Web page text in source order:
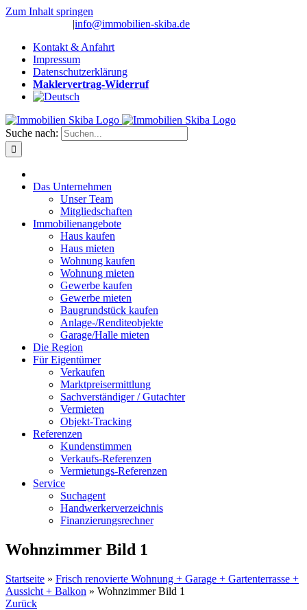
Zum Inhalt springen
|info@immobilien-skiba.de
Kontakt & Anfahrt
Impressum
Datenschutzerklärung
Maklervertrag-Widerruf
Suche nach:
Das Unternehmen
Unser Team
Mitgliedschaften
Immobilienangebote
Haus kaufen
Haus mieten
Wohnung kaufen
Wohnung mieten
Gewerbe kaufen
Gewerbe mieten
Baugrundstück kaufen
Anlage-/Renditeobjekte
Garage/Halle mieten
Die Region
Für Eigentümer
Verkaufen
Marktpreisermittlung
Sachverständiger / Gutachter
Vermieten
Objekt-Tracking
Referenzen
Kundenstimmen
Verkaufs-Referenzen
Vermietungs-Referenzen
Service
Suchagent
Handwerkerverzeichnis
Finanzierungsrechner
Wohnzimmer Bild 1
Startseite » Frisch renovierte Wohnung + Garage + Gartenterrasse +
Aussicht + Balkon » Wohnzimmer Bild 1
Zurück